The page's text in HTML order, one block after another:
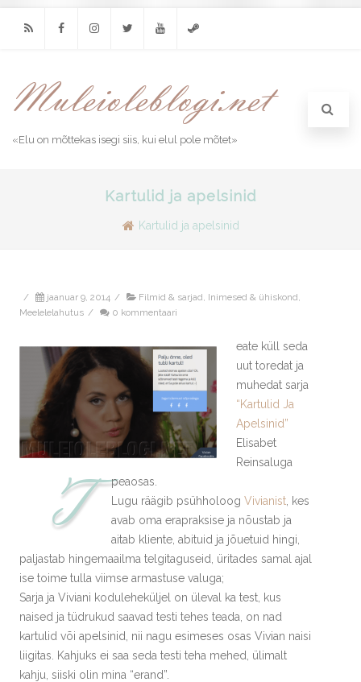
«Elu on mõttekas isegi siis, kui elul pole mõtet»
Kartulid ja apelsinid
Kartulid ja apelsinid
/ jaanuar 9, 2014 / Filmid & sarjad, Inimesed & ühiskond,
Meelelelahutus / 0 kommentaari
T
eate küll seda
uut toredat ja
muhedat sarja
“Kartulid Ja
Apelsinid”
Elisabet
Reinsaluga
peaosas.
Lugu räägib psühholoog Vivianist , kes
avab oma erapraksise ja nõustab ja
aitab kliente, abituid ja jõuetuid hingi,
paljastab hingemaailma telgitaguseid, üritades samal ajal
ise toime tulla viimse armastuse valuga;
Sarja ja Viviani koduleheküljel on üleval ka test, kus
naised ja tüdrukud saavad testi tehes teada, on nad
kartulid või apelsinid, nii nagu esimeses osas Vivian naisi
liigitas. Kahjuks ei saa seda testi teha mehed, ülimalt
kahju, siiski olin mina “erand”.